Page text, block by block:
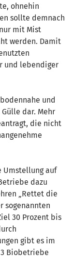
ohnehin
sollte demnach
mit Mist
werden. Damit
und lebendiger
und
dar. Mehr
die nicht
Umstellung auf
dazu
„Rettet die
sogenannten
30 Prozent bis
gibt es im
3 Biobetriebe